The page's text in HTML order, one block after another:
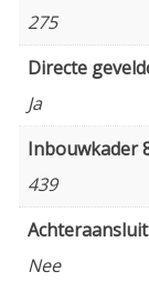
275
Directe
Ja
Inbouwkader
439
Nee